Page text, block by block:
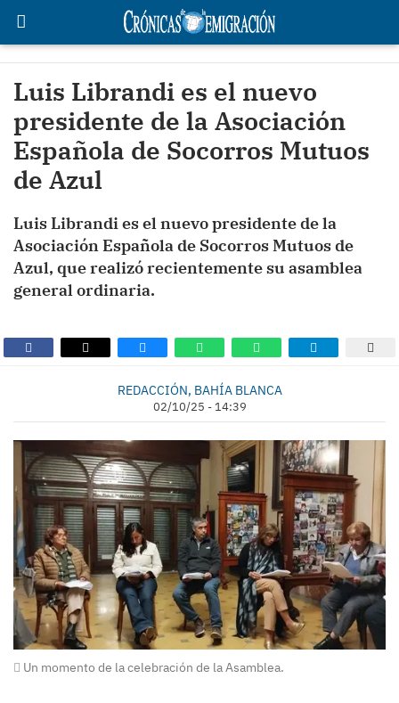
Luis Librandi es el nuevo
presidente de la Asociación
Española de Socorros Mutuos
de Azul
Luis Librandi es el nuevo presidente de la
Asociación Española de Socorros Mutuos de
Azul, que realizó recientemente su asamblea
general ordinaria.
REDACCIÓN, BAHÍA BLANCA
02/10/25 - 14:39
Un momento de la celebración de la Asamblea.